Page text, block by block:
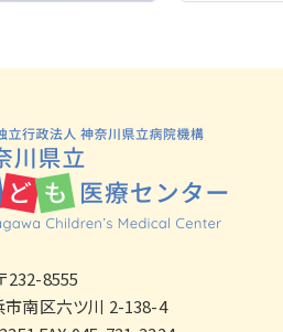
232-8555
南区六ツ川 2-138-4